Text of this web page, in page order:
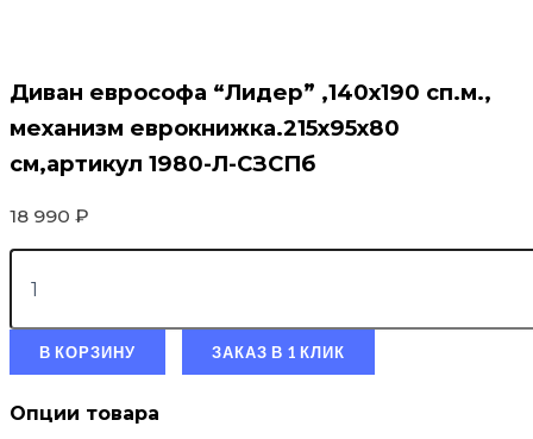
Диван еврософа “Лидер” ,140х190 сп.м.,
механизм еврокнижка.215х95х80
см,артикул 1980-Л-СЗСПб
18 990 ₽
В КОРЗИНУ ЗАКАЗ В 1 КЛИК
Опции товара